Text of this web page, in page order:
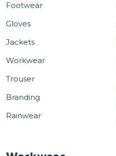
Footwear
Gloves
Jackets
Workwear
Trouser
Branding
Rainwear